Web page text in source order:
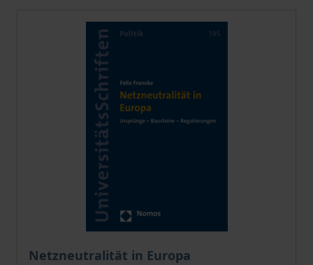
Netzneutralität in Europa
The price depends on the options chosen on the